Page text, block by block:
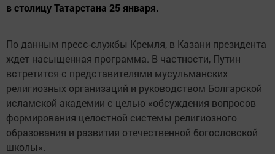
в столицу Татарстана 25 января.
По данным пресс-службы Кремля, в Казани президента
ждет насыщенная программа. В частности, Путин
встретится с представителями мусульманских
религиозных организаций и руководством Болгарской
исламской академии с целью «обсуждения вопросов
формирования целостной системы религиозного
образования и развития отечественной богословской
школы».